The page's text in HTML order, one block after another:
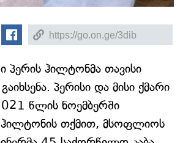
პერის ჰილტონმა თავისი
პერისი და მისი ქმარი
წლის ნოემბერში
თქმით, მსოფლიოს